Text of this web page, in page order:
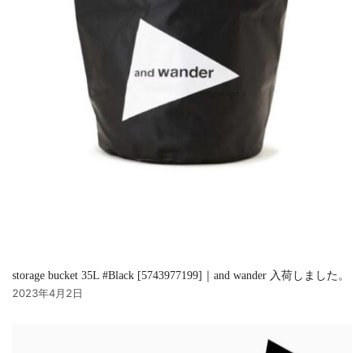
storage bucket 35L #Black [5743977199]｜and wander 入荷しました。
2023年4月2日